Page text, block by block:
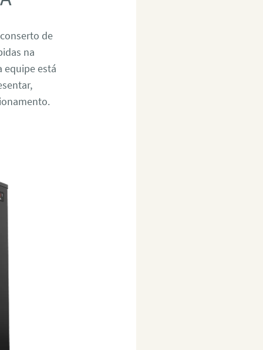
de
na
equipe está